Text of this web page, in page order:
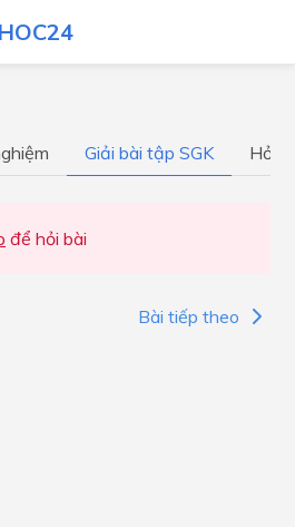
HOC24
Giải bài tập SGK Hỏi
để hỏi bài
Bài tiếp theo